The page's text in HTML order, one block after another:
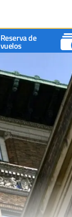
Reserva de
vuelos